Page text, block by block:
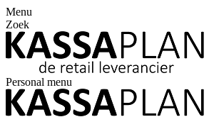
Menu
Zoek
Personal menu